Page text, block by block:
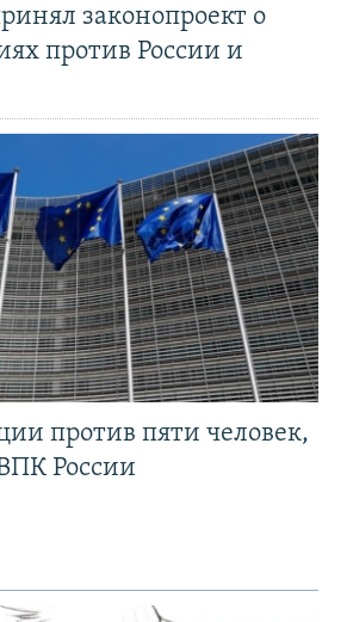
законопроект о
против России и
против пяти человек,
России